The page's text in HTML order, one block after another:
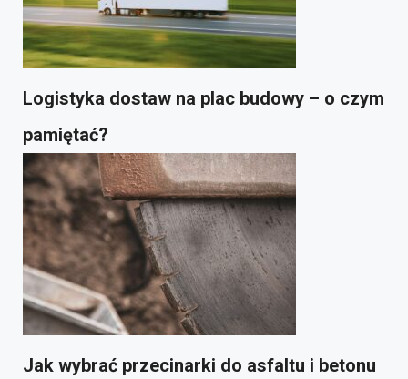
Logistyka dostaw na plac budowy – o czym
pamiętać?
Jak wybrać przecinarki do asfaltu i betonu